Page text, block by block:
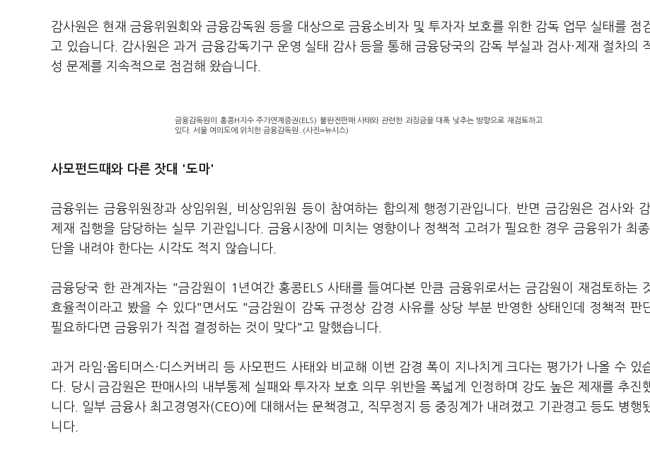
감사원은 현재 금융위원회와 금융감독원 등을 대상으로 금융소비자 및 투자자 보호를 위한 감독 업무 실태를 점
고 있습니다. 감사원은 과거 금융감독기구 운영 실태 감사 등을 통해 금융당국의 감독 부실과 검사·제재 절차의
성 문제를 지속적으로 점검해 왔습니다.
금융감독원이 홍콩H지수 주가연계증권(ELS) 불완전판매 사태와 관련한 과징금을 대폭 낮추는 방향으로 재검토하고
있다. 서울 여의도에 위치한 금융감독원. (사진=뉴시스)
사모펀드때와 다른 잣대 '도마'
금융위는 금융위원장과 상임위원, 비상임위원 등이 참여하는 합의제 행정기관입니다. 반면 금감원은 검사와 감
제재 집행을 담당하는 실무 기관입니다. 금융시장에 미치는 영향이나 정책적 고려가 필요한 경우 금융위가 최
단을 내려야 한다는 시각도 적지 않습니다.
금융당국 한 관계자는 "금감원이 1년여간 홍콩ELS 사태를 들여다본 만큼 금융위로서는 금감원이 재검토하는
효율적이라고 봤을 수 있다"면서도 "금감원이 감독 규정상 감경 사유를 상당 부분 반영한 상태인데 정책적 판
필요하다면 금융위가 직접 결정하는 것이 맞다"고 말했습니다.
과거 라임·옵티머스·디스커버리 등 사모펀드 사태와 비교해 이번 감경 폭이 지나치게 크다는 평가가 나올 수 있
다. 당시 금감원은 판매사의 내부통제 실패와 투자자 보호 의무 위반을 폭넓게 인정하며 강도 높은 제재를 추진
니다. 일부 금융사 최고경영자(CEO)에 대해서는 문책경고, 직무정지 등 중징계가 내려졌고 기관경고 등도 병행
니다.